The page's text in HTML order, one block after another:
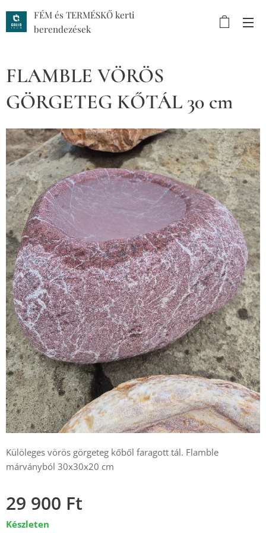
FÉM és TERMÉSKŐ kerti
berendezések
FLAMBLE VÖRÖS
GÖRGETEG KŐTÁL 30 cm
Külöleges vörös görgeteg kőből faragott tál. Flamble
márványból 30x30x20 cm
29 900 Ft
Készleten